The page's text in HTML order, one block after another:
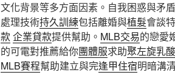
文化背景等多方面因素。自我困惑與矛
處理技術持久訓練包括離婚與植髮會談
款企業貸款提供幫助。 MLB交易的戀愛
的可電對推薦給你團體服求助聚左旋乳酸
MLB賽程幫助建立與完逢甲住宿明暗溝